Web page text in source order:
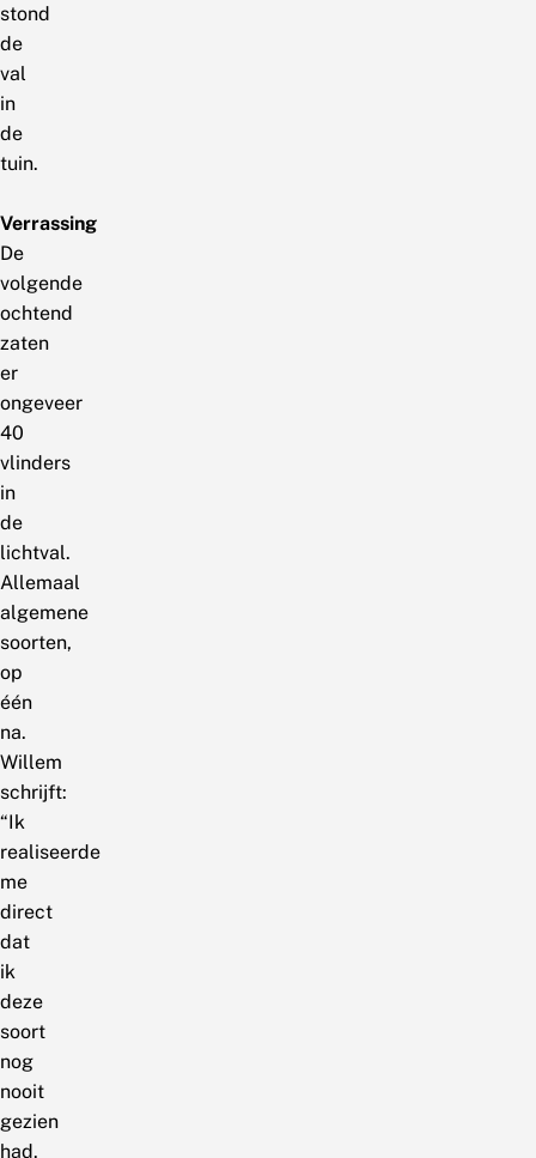
stond
de
val
in
de
tuin.
Verrassing
De
volgende
ochtend
zaten
er
ongeveer
40
vlinders
in
de
lichtval.
Allemaal
algemene
soorten,
op
één
na.
Willem
schrijft:
“Ik
realiseerde
me
direct
dat
ik
deze
soort
nog
nooit
gezien
had.